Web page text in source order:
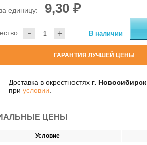
единицу: 9,30 ₽
- + В наличии
ГАРАНТИЯ ЛУЧШЕЙ ЦЕНЫ
Доставка в окрестностях г. Новосибирск
при условии
ЦЕНЫ
Условие